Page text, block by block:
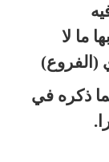
ما لا
(الفروع)
ذكره في